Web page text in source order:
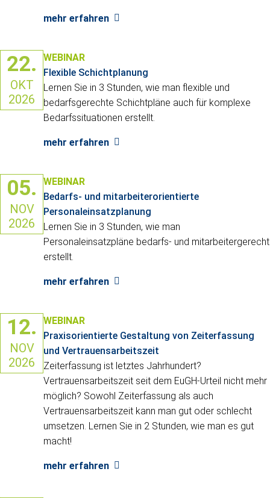
mehr erfahren
22.
OKT
2026
WEBINAR
Flexible Schichtplanung
Lernen Sie in 3 Stunden, wie man flexible und
bedarfsgerechte Schichtpläne auch für komplexe
Bedarfssituationen erstellt.
mehr erfahren
05.
NOV
2026
WEBINAR
Bedarfs- und mitarbeiterorientierte
Personaleinsatzplanung
Lernen Sie in 3 Stunden, wie man
Personaleinsatzpläne bedarfs- und mitarbeitergerecht
erstellt.
mehr erfahren
12.
NOV
2026
WEBINAR
Praxisorientierte Gestaltung von Zeiterfassung
und Vertrauensarbeitszeit
Zeiterfassung ist letztes Jahrhundert?
Vertrauensarbeitszeit seit dem EuGH-Urteil nicht mehr
möglich? Sowohl Zeiterfassung als auch
Vertrauensarbeitszeit kann man gut oder schlecht
umsetzen. Lernen Sie in 2 Stunden, wie man es gut
macht!
mehr erfahren